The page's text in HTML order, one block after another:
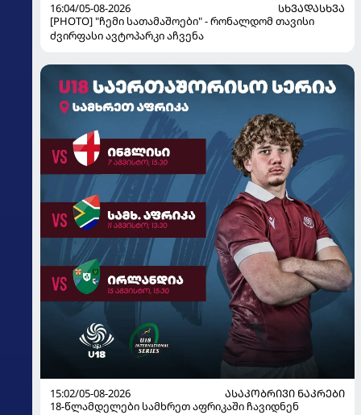
16:04/05-08-2026
ᲡᲮᲕᲐᲓᲐᲡᲮᲕᲐ
[PHOTO] "ჩემი სათამაშოები" - რონალდომ თავისი
ძვირფასი ავტოპარკი აჩვენა
15:02/05-08-2026
ᲐᲡᲐᲙᲝᲑᲠᲘᲕᲘ ᲜᲐᲙᲠᲔᲑᲘ
18-წლამდელები სამხრეთ აფრიკაში ჩავიდნენ